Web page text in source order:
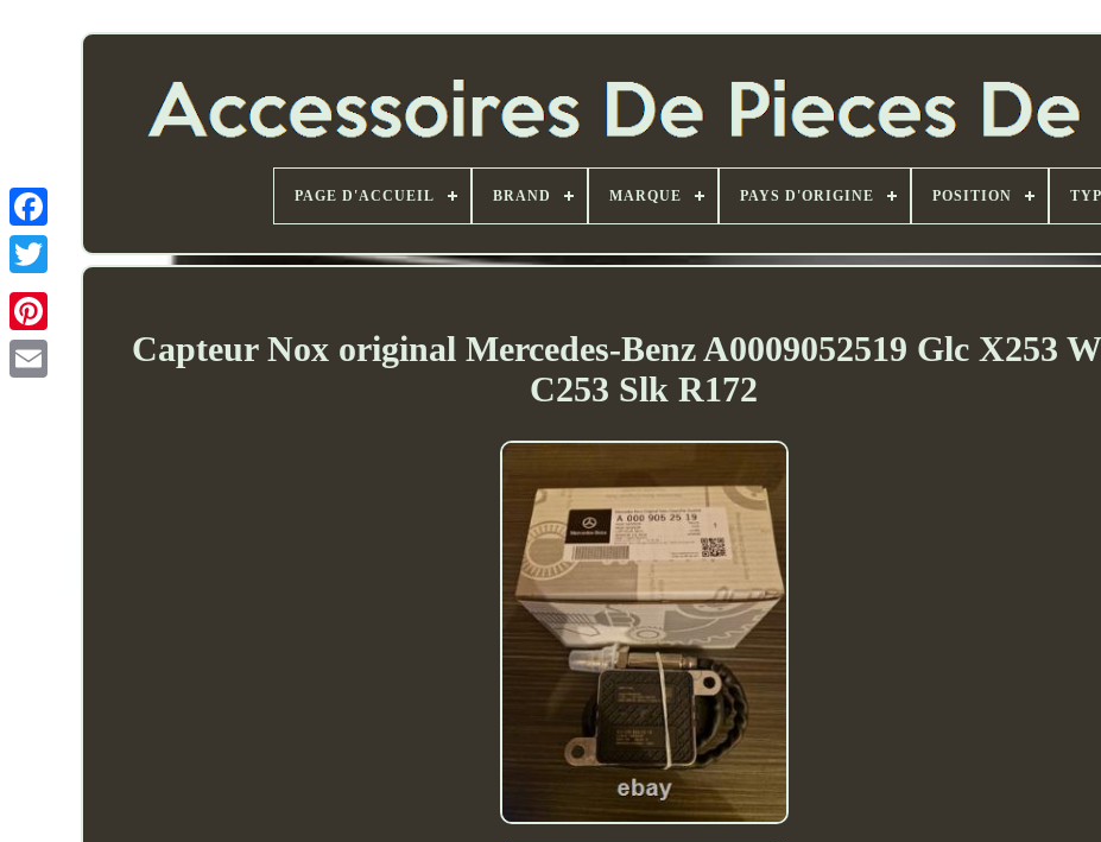
PAGE D'ACCUEIL BRAND MARQUE PAYS D'ORIGINE POSITION
Capteur Nox original Mercedes-Benz A0009052519 Glc X253
C253 Slk R172